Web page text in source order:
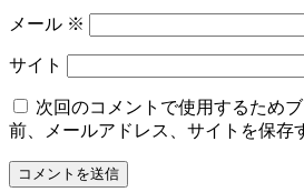
メール ※
サイト
次回のコメントで使用するため
前、メールアドレス、サイトを保存